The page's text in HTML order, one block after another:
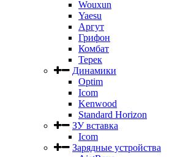
Wouxun
Yaesu
Аргут
Грифон
Комбат
Терек
Динамики
Optim
Icom
Kenwood
Standard Horizon
ЗУ вставка
Icom
Зарядные устройства